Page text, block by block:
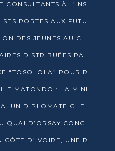
RCM 2030 : DU RÉSEAU DE CONSULTANTS À L’INSTRUMENT DE PUISSANCE EN AFRIQUE FRANCOPHONE
CONGO TERMINAL OUVRE SES PORTES AUX FUTURS INGÉNIEURS AU FORUM DES MÉTIERS D’UCAC-ICAM
SEOPC 2026 : L’ORIENTATION DES JEUNES AU CŒUR DE LA DEUXIÈME ÉDITION
PLUS DE 1 500 MOUSTIQUAIRES DISTRIBUÉES PAR AGL ET CONGO TERMINAL DANS LA LUTTE CONTRE LE PALUDISME
NINON GOUAMBA RELANCE “TOSOLOLA” POUR RENFORCER LE DIALOGUE AVEC LES CITOYENS
RECONDUCTION DE ROSALIE MATONDO : LA MINISTRE PROMET D’ACCÉLÉRER LE TRAITEMENT DES DOSSIERS ET DE RELEVER DE NOUVEAUX DÉFIS
CONSTANT SERGE BOUNDA, UN DIPLOMATE CHEVRONNÉ AUX COMMANDES DES AFFAIRES ÉTRANGÈRES
PASSATION DE SERVICE AU QUAI D’ORSAY CONGOLAIS : GAKOSSO PASSE LE FLAMBEAU À BOUNDA
PAPA WEMBA HONORÉ EN CÔTE D’IVOIRE, UNE RUE PORTE DÉSORMAIS SON NOM